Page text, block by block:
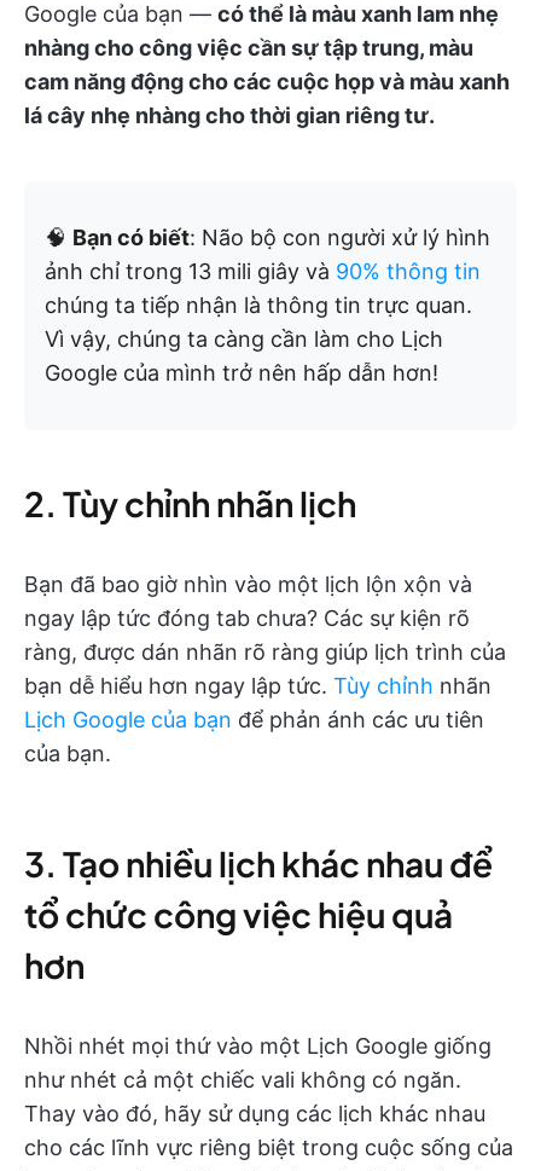
Google của bạn — có thể là màu xanh lam nhẹ
nhàng cho công việc cần sự tập trung, màu
cam năng động cho các cuộc họp và màu xanh
lá cây nhẹ nhàng cho thời gian riêng tư.
🧠 Bạn có biết: Não bộ con người xử lý hình
ảnh chỉ trong 13 mili giây và 90% thông tin
chúng ta tiếp nhận là thông tin trực quan.
Vì vậy, chúng ta càng cần làm cho Lịch
Google của mình trở nên hấp dẫn hơn!
2. Tùy chỉnh nhãn lịch
Bạn đã bao giờ nhìn vào một lịch lộn xộn và
ngay lập tức đóng tab chưa? Các sự kiện rõ
ràng, được dán nhãn rõ ràng giúp lịch trình của
bạn dễ hiểu hơn ngay lập tức. Tùy chỉnh nhãn
Lịch Google của bạn để phản ánh các ưu tiên
của bạn.
3. Tạo nhiều lịch khác nhau để
tổ chức công việc hiệu quả
hơn
Nhồi nhét mọi thứ vào một Lịch Google giống
như nhét cả một chiếc vali không có ngăn.
Thay vào đó, hãy sử dụng các lịch khác nhau
cho các lĩnh vực riêng biệt trong cuộc sống của